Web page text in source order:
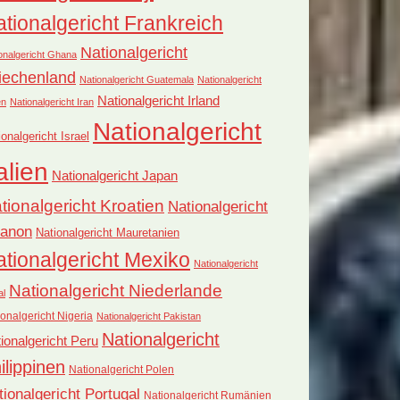
Frankreich
Ghana Nationalgericht
Nationalgericht Guatemala Nationalgericht
Nationalgericht Iran Nationalgericht Irland
Israel Nationalgericht
Nationalgericht Japan
Kroatien Nationalgericht
Nationalgericht Mauretanien
Mexiko Nationalgericht
Nationalgericht Niederlande
Nigeria Nationalgericht Pakistan
Peru Nationalgericht
Nationalgericht Polen
Portugal Nationalgericht Rumänien